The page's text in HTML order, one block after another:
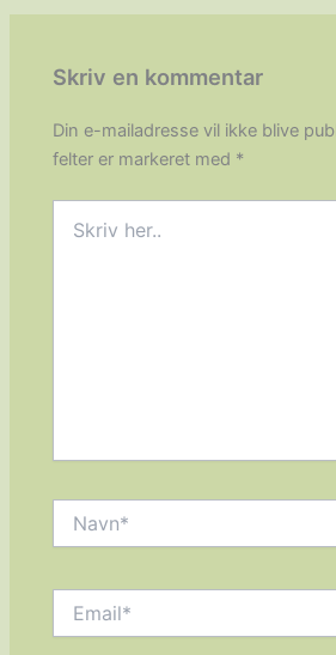
Skriv en kommentar
Din e-mailadresse vil ikke blive
felter er markeret med *
her..